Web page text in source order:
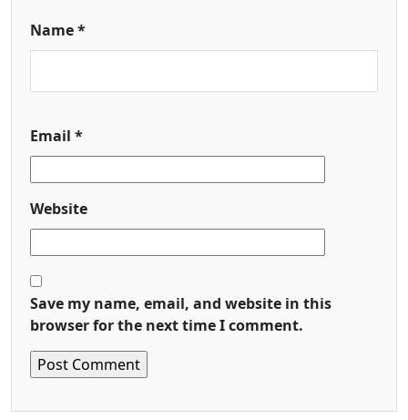
Name*
Email *
Website
Save my name, email, and website in this
browser for the next time I comment.